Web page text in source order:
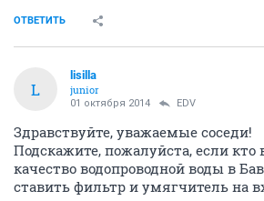
ОТВЕТИТЬ
L
lisilla
junior
01 октября 2014 EDV
Здравствуйте, уважаемые соседи!
Подскажите, пожалуйста, если кто
качество водопроводной воды в
ставить фильтр и умягчитель на